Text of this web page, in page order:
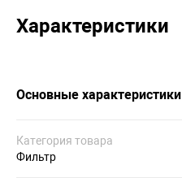
Характеристики
Основные характеристики
Категория товара
Фильтр